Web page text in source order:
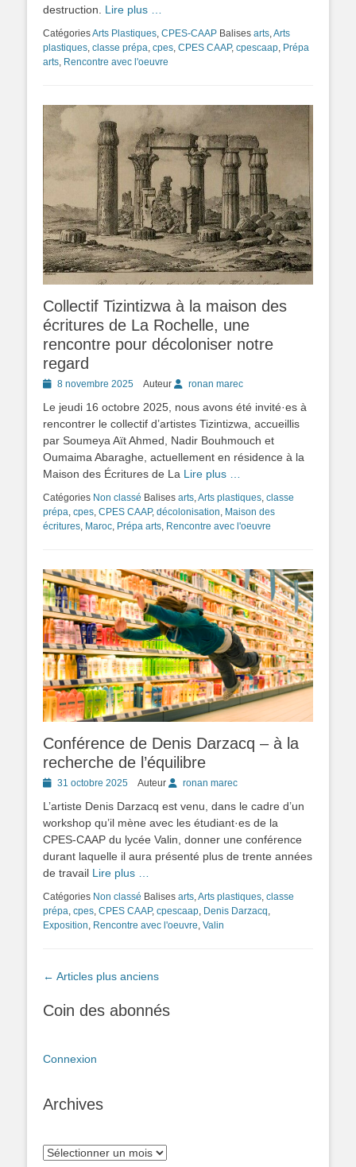
destruction. Lire plus …
CatégoriesArts Plastiques, CPES-CAAP Balises arts,Arts
plastiques, classe prépa, cpes, CPES CAAP, cpescaap, Prépa
arts, Rencontre avec l'oeuvre
Collectif Tizintizwa à la maison des
écritures de La Rochelle, une
rencontre pour décoloniser notre
regard
Posted8 novembre 2025 Auteur ronan marec
Le jeudi 16 octobre 2025, nous avons été invité·es à
rencontrer le collectif d’artistes Tizintizwa, accueillis
par Soumeya Aït Ahmed, Nadir Bouhmouch et
Oumaima Abaraghe, actuellement en résidence à la
Maison des Écritures de La Lire plus …
Catégories Non classé Balises arts,Arts plastiques, classe
prépa, cpes, CPES CAAP, décolonisation, Maison des
écritures, Maroc, Prépa arts, Rencontre avec l'oeuvre
Conférence de Denis Darzacq – à la
recherche de l’équilibre
Posted31 octobre 2025 Auteur ronan marec
L’artiste Denis Darzacq est venu, dans le cadre d’un
workshop qu’il mène avec les étudiant·es de la
CPES-CAAP du lycée Valin, donner une conférence
durant laquelle il aura présenté plus de trente années
de travail Lire plus …
Catégories Non classé Balises arts Arts plastiques classe
prépa cpes CPES CAAP, cpescaap Denis Darzacq
Exposition Rencontre avec l'oeuvre Valin
Navigation
articles
← Articles plus anciens
Coin des abonnés
Connexion
Archives
Archives